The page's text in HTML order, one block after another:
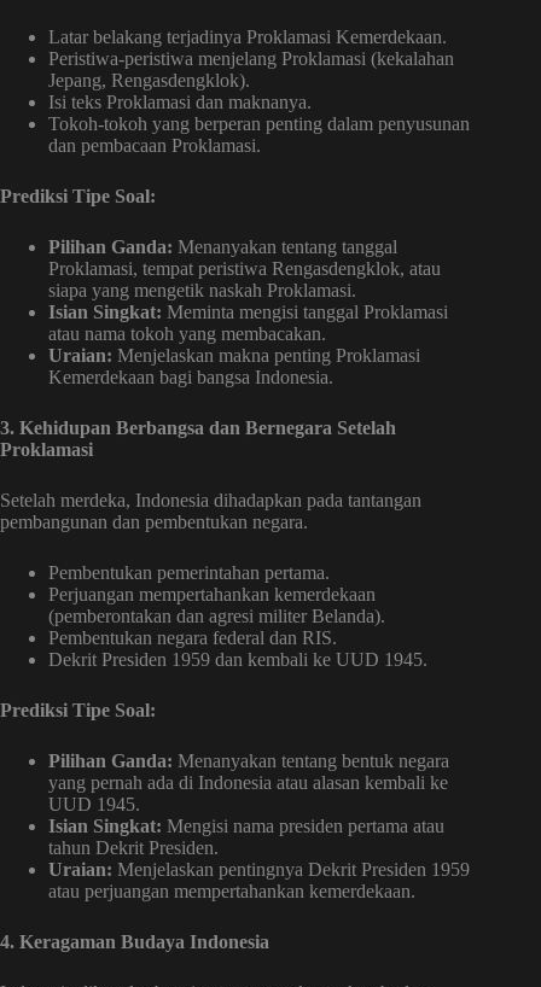
Latar belakang terjadinya Proklamasi Kemerdekaan.
Peristiwa-peristiwa menjelang Proklamasi (kekalahan
Jepang, Rengasdengklok).
Isi teks Proklamasi dan maknanya.
Tokoh-tokoh yang berperan penting dalam penyusunan
dan pembacaan Proklamasi.
Prediksi Tipe Soal:
Pilihan Ganda: Menanyakan tentang tanggal
Proklamasi, tempat peristiwa Rengasdengklok, atau
siapa yang mengetik naskah Proklamasi.
Isian Singkat: Meminta mengisi tanggal Proklamasi
atau nama tokoh yang membacakan.
Uraian: Menjelaskan makna penting Proklamasi
Kemerdekaan bagi bangsa Indonesia.
3. Kehidupan Berbangsa dan Bernegara Setelah
Proklamasi
Setelah merdeka, Indonesia dihadapkan pada tantangan
pembangunan dan pembentukan negara.
Pembentukan pemerintahan pertama.
Perjuangan mempertahankan kemerdekaan
(pemberontakan dan agresi militer Belanda).
Pembentukan negara federal dan RIS.
Dekrit Presiden 1959 dan kembali ke UUD 1945.
Prediksi Tipe Soal:
Pilihan Ganda: Menanyakan tentang bentuk negara
yang pernah ada di Indonesia atau alasan kembali ke
UUD 1945.
Isian Singkat: Mengisi nama presiden pertama atau
tahun Dekrit Presiden.
Uraian: Menjelaskan pentingnya Dekrit Presiden 1959
atau perjuangan mempertahankan kemerdekaan.
4. Keragaman Budaya Indonesia